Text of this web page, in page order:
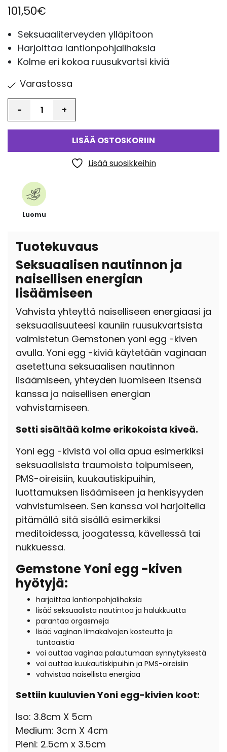
101,50€
Seksuaaliterveyden ylläpitoon
Harjoittaa lantionpohjalihaksia
Kolme eri kokoa ruusukvartsi kiviä
Varastossa
LISÄÄ OSTOSKORIIN
Lisää suosikkeihin
Luomu
Tuotekuvaus
Seksuaalisen nautinnon ja
naisellisen energian
lisäämiseen
Vahvista yhteyttä naiselliseen energiaasi ja
seksuaalisuuteesi kauniin ruusukvartsista
valmistetun Gemstonen yoni egg -kiven
avulla. Yoni egg -kiviä käytetään vaginaan
asetettuna seksuaalisen nautinnon
lisäämiseen, yhteyden luomiseen itsensä
kanssa ja naisellisen energian
vahvistamiseen.
Setti sisältää kolme erikokoista kiveä.
Yoni egg -kivistä voi olla apua esimerkiksi
seksuaalisista traumoista toipumiseen,
PMS-oireisiin, kuukautiskipuihin,
luottamuksen lisäämiseen ja henkisyyden
vahvistumiseen. Sen kanssa voi harjoitella
pitämällä sitä sisällä esimerkiksi
meditoidessa, joogatessa, kävellessä tai
nukkuessa.
Gemstone Yoni egg -kiven
hyötyjä:
harjoittaa lantionpohjalihaksia
lisää seksuaalista nautintoa ja halukkuutta
parantaa orgasmeja
lisää vaginan limakalvojen kosteutta ja
tuntoaistia
voi auttaa vaginaa palautumaan synnytyksestä
voi auttaa kuukautiskipuihin ja PMS-oireisiin
vahvistaa naisellista energiaa
Settiin kuuluvien Yoni egg-kivien koot:
Iso: 3.8cm X 5cm
Medium: 3cm X 4cm
Pieni: 2.5cm x 3.5cm